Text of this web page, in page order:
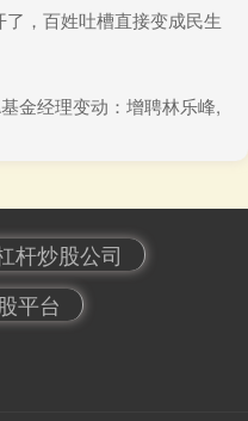
，百姓吐槽直接变成民生
金经理变动：增聘林乐峰,
杆炒股公司
平台